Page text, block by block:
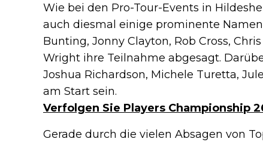
Wie bei den Pro-Tour-Events in
auch diesmal einige prominente
Bunting, Jonny Clayton, Rob Cross,
Wright ihre Teilnahme abgesagt.
Joshua Richardson, Michele Turetta,
am Start sein.
Verfolgen Sie Players Championship
Gerade durch die vielen Absagen von